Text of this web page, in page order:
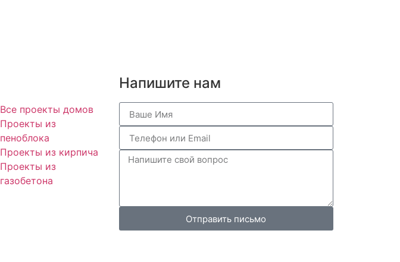
Все проекты домов
Проекты из
пеноблока
Проекты из кирпича
Проекты из
газобетона
Напишите нам
Отправить письмо